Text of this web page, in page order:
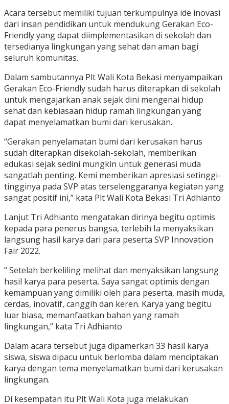
Acara tersebut memiliki tujuan terkumpulnya ide inovasi
dari insan pendidikan untuk mendukung Gerakan Eco-
Friendly yang dapat diimplementasikan di sekolah dan
tersedianya lingkungan yang sehat dan aman bagi
seluruh komunitas.
Dalam sambutannya Plt Wali Kota Bekasi menyampaikan
Gerakan Eco-Friendly sudah harus diterapkan di sekolah
untuk mengajarkan anak sejak dini mengenai hidup
sehat dan kebiasaan hidup ramah lingkungan yang
dapat menyelamatkan bumi dari kerusakan.
“Gerakan penyelamatan bumi dari kerusakan harus
sudah diterapkan disekolah-sekolah, memberikan
edukasi sejak sedini mungkin untuk generasi muda
sangatlah penting. Kemi memberikan apresiasi setinggi-
tingginya pada SVP atas terselenggaranya kegiatan yang
sangat positif ini,” kata Plt Wali Kota Bekasi Tri Adhianto
Lanjut Tri Adhianto mengatakan dirinya begitu optimis
kepada para penerus bangsa, terlebih Ia menyaksikan
langsung hasil karya dari para peserta SVP Innovation
Fair 2022.
“ Setelah berkeliling melihat dan menyaksikan langsung
hasil karya para peserta, Saya sangat optimis dengan
kemampuan yang dimiliki oleh para peserta, masih muda,
cerdas, inovatif, canggih dan keren. Karya yang begitu
luar biasa, memanfaatkan bahan yang ramah
lingkungan,” kata Tri Adhianto
Dalam acara tersebut juga dipamerkan 33 hasil karya
siswa, siswa dipacu untuk berlomba dalam menciptakan
karya dengan tema menyelamatkan bumi dari kerusakan
lingkungan.
Di kesempatan itu Plt Wali Kota juga melakukan